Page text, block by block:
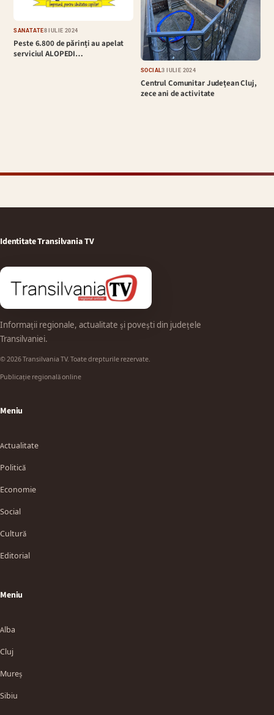
SĂNĂTATE8 IULIE 2024
Peste 6.800 de părinți au apelat
serviciul ALOPEDI…
SOCIAL3 IULIE 2024
Centrul Comunitar Județean Cluj,
zece ani de activitate
Identitate Transilvania TV
Informații regionale, actualitate și povești din județele
Transilvaniei.
© 2026 Transilvania TV. Toate drepturile rezervate.
Publicație regională online
Meniu
Actualitate
Politică
Economie
Social
Cultură
Editorial
Meniu
Alba
Cluj
Mureș
Sibiu